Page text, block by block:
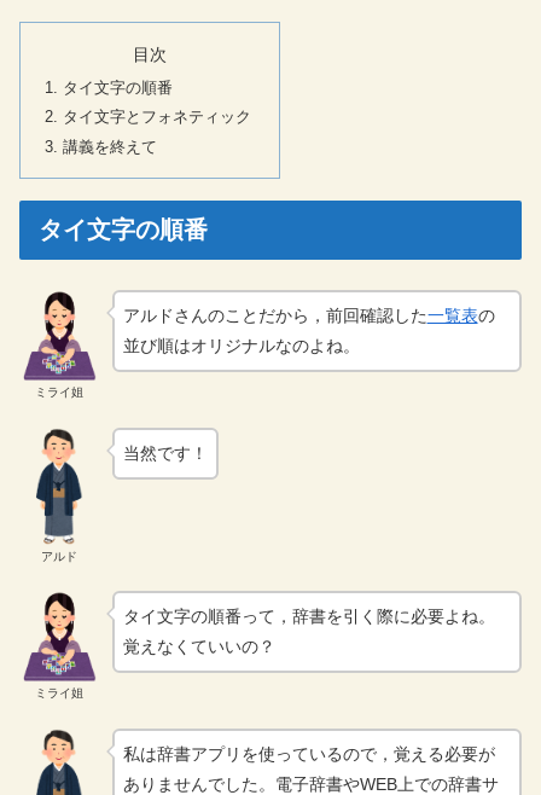
目次
タイ文字の順番
タイ文字とフォネティック
講義を終えて
タイ文字の順番
ミライ姐
アルドさんのことだから，前回確認した一覧表の
並び順はオリジナルなのよね。
アルド
当然です！
ミライ姐
タイ文字の順番って，辞書を引く際に必要よね。
覚えなくていいの？
私は辞書アプリを使っているので，覚える必要が
ありませんでした。電子辞書やWEB上での辞書サ